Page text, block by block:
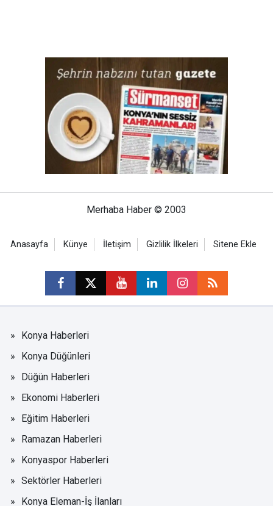
Merhaba Haber © 2003
Anasayfa Künye İletişim Gizlilik İlkeleri Sitene Ekle
Konya Haberleri
Konya Düğünleri
Düğün Haberleri
Ekonomi Haberleri
Eğitim Haberleri
Ramazan Haberleri
Konyaspor Haberleri
Sektörler Haberleri
Konya Eleman-İş İlanları